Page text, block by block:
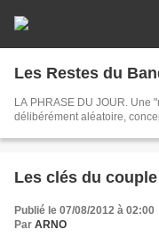
Les Restes du
LA PHRASE DU JOUR. Une
délibérément aléatoire,
Les clés du
Publié le 07/08/2012 à 02:00
Par ARNO